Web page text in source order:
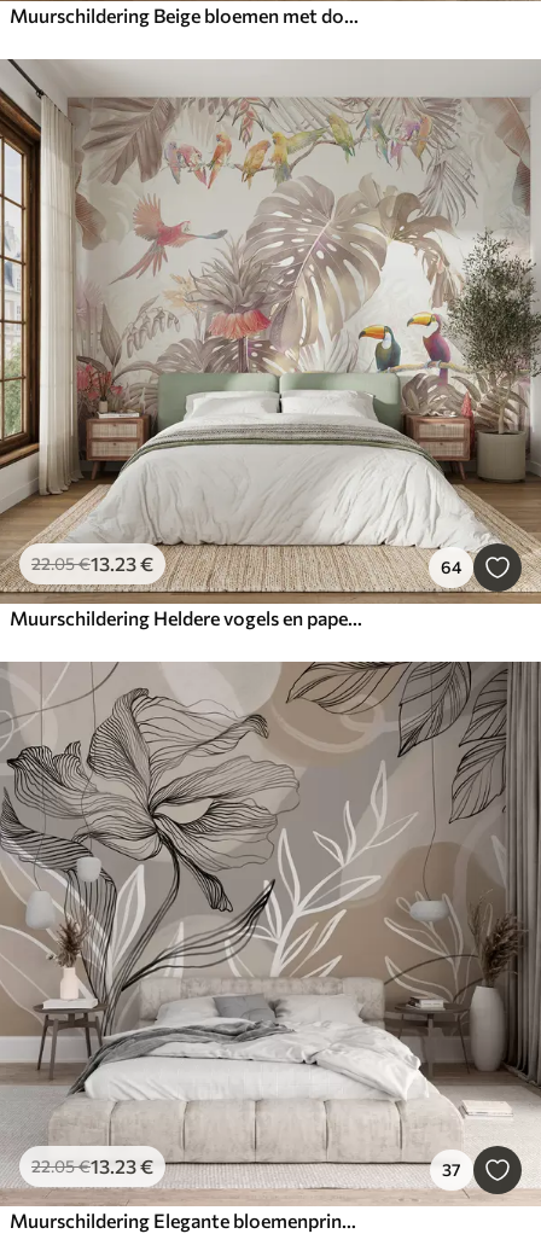
Muurschildering Beige bloemen met doorschijnende bloemblaadjes hangend aan een tak, beige en wit, minimalistische moderne kunst compositie
22.05€13.23€ 64
Muurschildering Heldere vogels en papegaaien in de tropen
22.05€13.23€ 37
Muurschildering Elegante bloemenprint met grote abstracte lijnbloemen en bladeren in grijstinten en beige op een lichte achtergrond